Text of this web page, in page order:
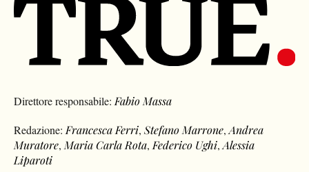
Direttore responsabile: Fabio Massa
Redazione: Francesca Ferri,Stefano Marrone,Andrea
Muratore, Maria Carla Rota, Federico Ughi,Alessia
Liparoti